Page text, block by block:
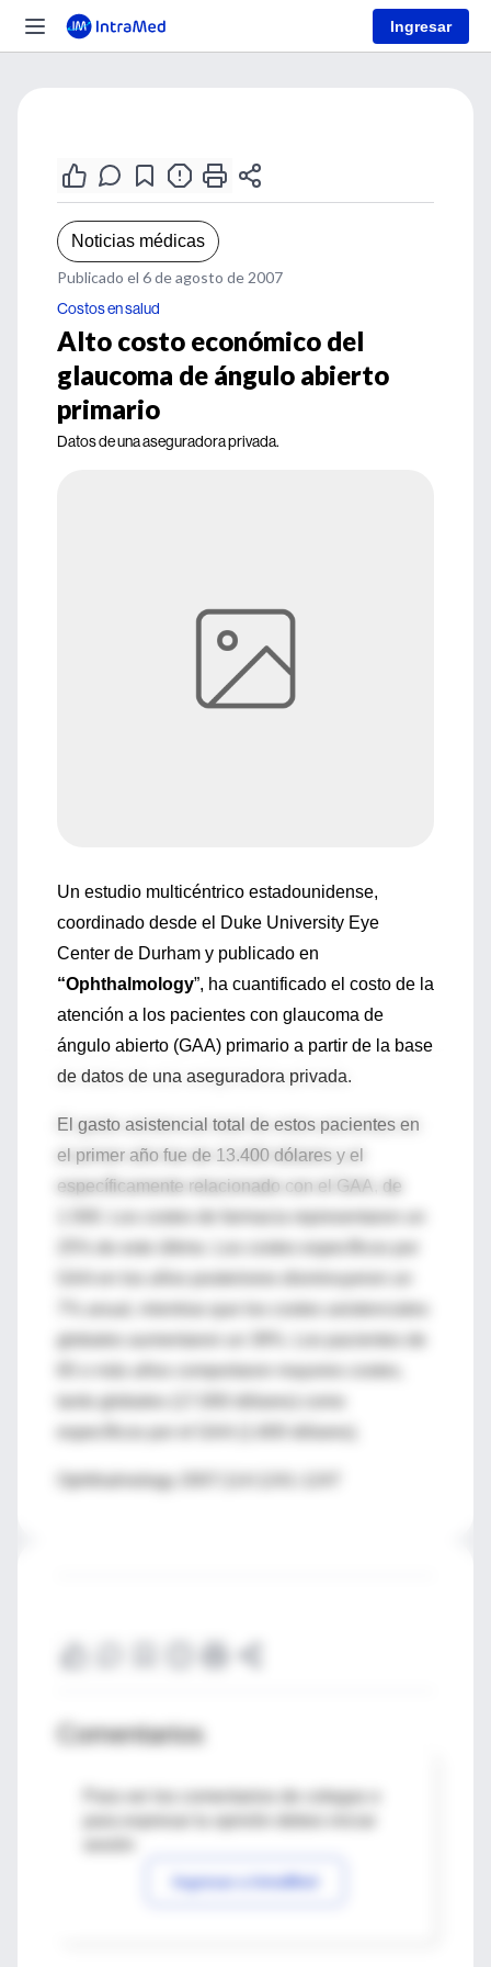
Ingresar
Noticias médicas
Publicado el 6 de agosto de 2007
Costos en salud
Alto costo económico del
glaucoma de ángulo abierto
primario
Datos de una aseguradora privada.
Un estudio multicéntrico estadounidense,
coordinado desde el Duke University Eye
Center de Durham y publicado en
“Ophthalmology”, ha cuantificado el costo de la
atención a los pacientes con glaucoma de
ángulo abierto (GAA) primario a partir de la base
de datos de una aseguradora privada.
El gasto asistencial total de estos pacientes en
el primer año fue de 13.400 dólares y el
específicamente relacionado con el GAA, de
65 o más años comportaron mayores costes,
Ophthalmology 2007;114:1241-1247
Comentarios
Para ver los comentarios de colegas o
Ingresar a IntraMed